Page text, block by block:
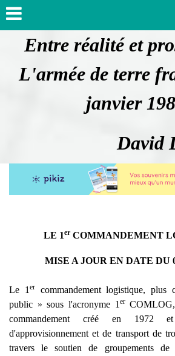
Entre réalité et
L'armée de terre
janvier
David
LE 1er COMMANDEMENT
MISE A JOUR EN DATE DU
Le 1 ercommandement logistique, plus
public » sous l'acronyme 1 erCOMLOG,
commandement créé en 1972
d'approvisionnement et de transport de
travers le soutien de groupements